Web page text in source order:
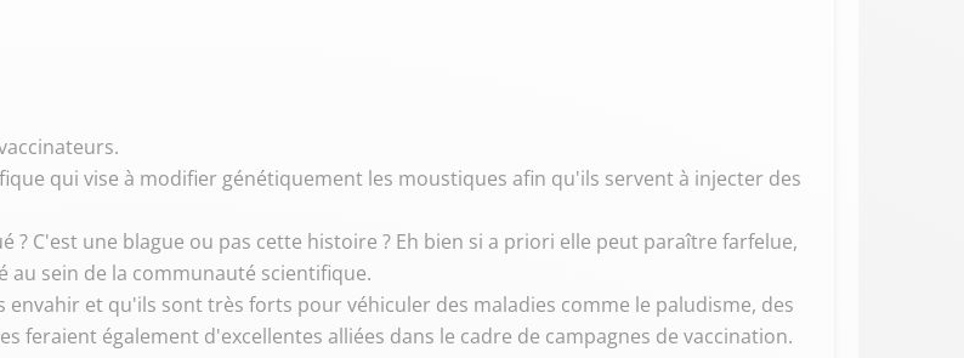
qui vise à modifier génétiquement les moustiques afin qu'ils servent à injecter des
? C'est une blague ou pas cette histoire ? Eh bien si a priori elle peut paraître farfelue,
sein de la communauté scientifique.
et qu'ils sont très forts pour véhiculer des maladies comme le paludisme, des
feraient également d'excellentes alliées dans le cadre de campagnes de vaccination.